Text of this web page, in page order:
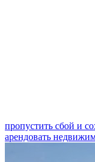
пропустить сбой и
арендовать